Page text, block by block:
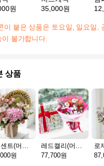
원
35,000원
이 붙은 상품은 토요일, 일요일,
불가합니다.
상품
원
77,700원